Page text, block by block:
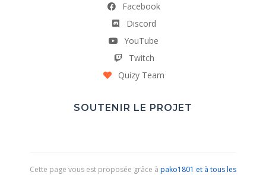
Facebook
Discord
YouTube
Twitch
Quizy Team
SOUTENIR LE PROJET
Cette page vous est proposée grâce à pako1801 et à tous les